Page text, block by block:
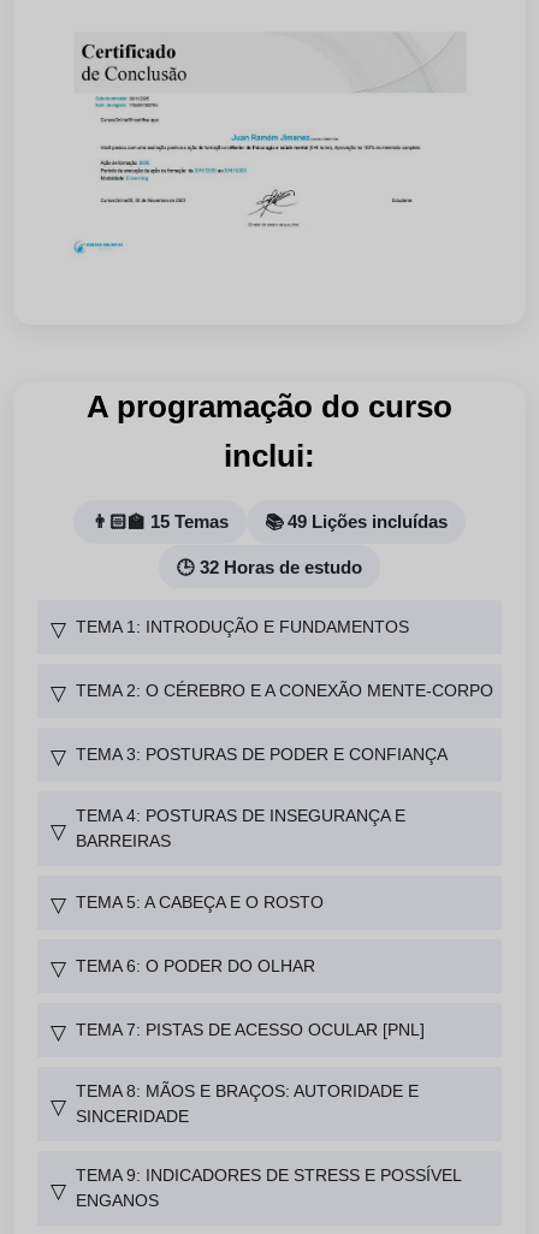
A programação do curso
inclui:
👨🏻‍🏫 15 Temas 📚 49 Lições incluídas
🕒 32 Horas de estudo
▽ TEMA 1: INTRODUÇÃO E FUNDAMENTOS
▽ TEMA 2: O CÉREBRO E A CONEXÃO MENTE-CORPO
▽ TEMA 3: POSTURAS DE PODER E CONFIANÇA
▽
TEMA 4: POSTURAS DE INSEGURANÇA E
BARREIRAS
▽ TEMA 5: A CABEÇA E O ROSTO
▽ TEMA 6: O PODER DO OLHAR
▽ TEMA 7: PISTAS DE ACESSO OCULAR [PNL]
▽
TEMA 8: MÃOS E BRAÇOS: AUTORIDADE E
SINCERIDADE
▽
TEMA 9: INDICADORES DE STRESS E POSSÍVEL
ENGANOS